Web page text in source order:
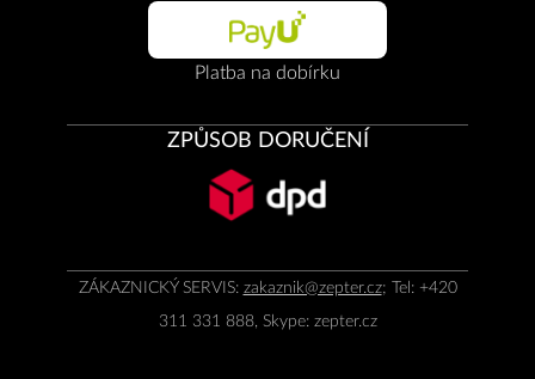
Platba na dobírku
ZPŮSOB DORUČENÍ
ZÁKAZNICKÝ SERVIS: zakaznik@zepter.cz; Tel: +420
311 331 888, Skype: zepter.cz